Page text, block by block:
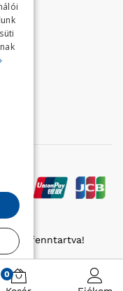
jog fenntartva!
0